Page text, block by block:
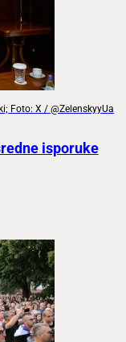
Foto: X / @ZelenskyyUa
isporuke